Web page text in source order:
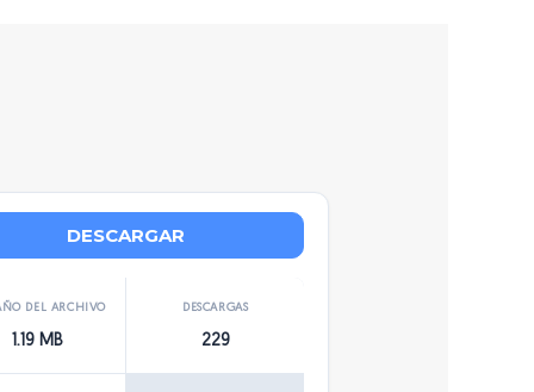
DESCARGAR
DEL ARCHIVO
1.19 MB
DESCARGAS
229